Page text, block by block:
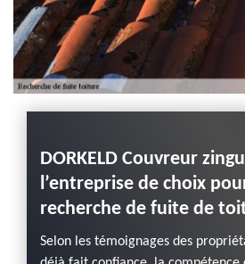
DORKELD Couvreur
l’entreprise de choix
recherche de fuite de
Selon les témoignages des